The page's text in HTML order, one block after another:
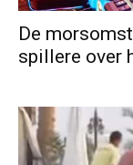
De
spillere over